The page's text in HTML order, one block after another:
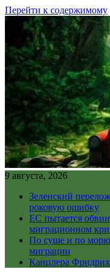
Перейти к содержимому
9 августа, 2026
Зеленский
роковую ошибку
ЕС пытается
миграционном
По суше и по
миграции
Канцлера